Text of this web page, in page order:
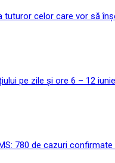
celor care vor să
pe zile și ore 6 – 12
780 de cazuri confirmate